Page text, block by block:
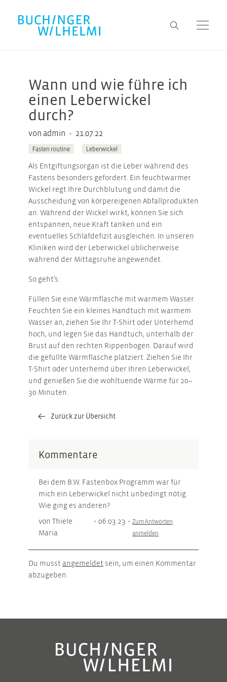
Wann und wie führe ich
einen Leberwickel
durch?
von admin • 21.07.22
Fasten routine Leberwickel
Als Entgiftungsorgan ist die Leber während des
Fastens besonders gefordert. Ein feuchtwarmer
Wickel regt Ihre Durchblutung und damit die
Ausscheidung von körpereigenen Abfallprodukten
an. Während der Wickel wirkt, können Sie sich
entspannen, neue Kraft tanken und ein
eventuelles Schlafdefizit ausgleichen. In unseren
Kliniken wird der Leberwickel üblicherweise
während der Mittagsruhe angewendet.
So geht’s:
Füllen Sie eine Wärmflasche mit warmem Wasser.
Feuchten Sie ein kleines Handtuch mit warmem
Wasser an, ziehen Sie Ihr T-Shirt oder Unterhemd
hoch, und legen Sie das Handtuch, unterhalb der
Brust auf den rechten Rippenbogen. Darauf wird
die gefüllte Wärmflasche platziert. Ziehen Sie Ihr
T-Shirt oder Unterhemd über Ihren Leberwickel,
und genießen Sie die wohltuende Wärme für 20–
30 Minuten.
Zurück zur Übersicht
Kommentare
Bei dem B.W. Fastenbox Programm war für
mich ein Leberwickel nicht unbedingt nötig.
Wie ging es anderen?
von Thiele
Maria
• 06.03.23 • Zum Antworten
anmelden
Du musst angemeldet sein, um einen Kommentar
abzugeben.